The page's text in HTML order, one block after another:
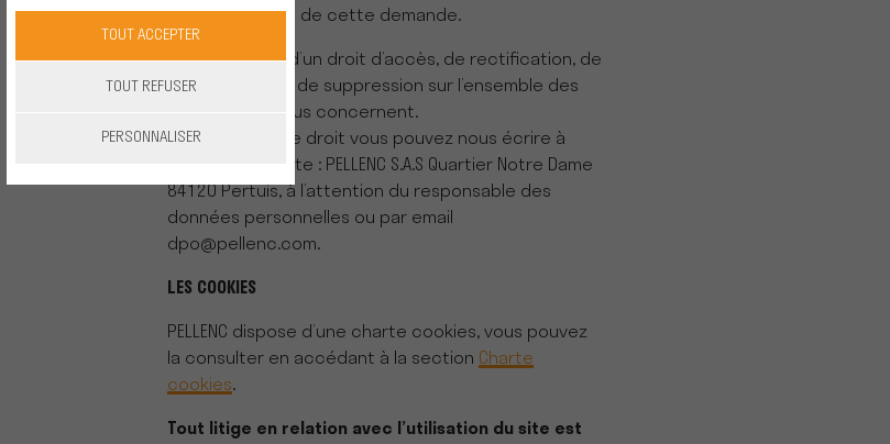
des fins de suivi de cette demande.
Vous disposez d’un droit d’accès, de rectification, de
modification et de suppression sur l’ensemble des
données qui vous concernent.
Pour exercer ce droit vous pouvez nous écrire à
l’adresse suivante : PELLENC S.A.S Quartier Notre Dame
84120 Pertuis, à l’attention du responsable des
données personnelles ou par email
dpo@pellenc.com.
LES COOKIES
PELLENC dispose d’une charte cookies, vous pouvez
la consulter en accédant à la section Charte
cookies.
Tout litige en relation avec l’utilisation du site est
TOUT ACCEPTER
TOUT REFUSER
PERSONNALISER